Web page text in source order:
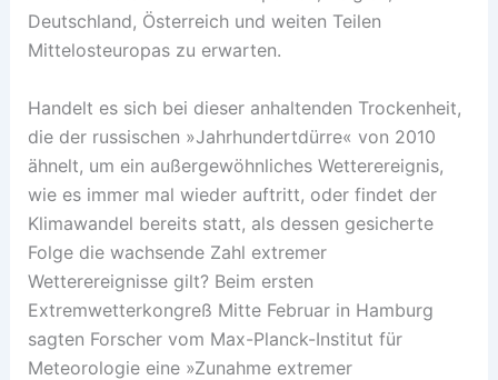
Deutschland, Österreich und weiten Teilen
Mittelosteuropas zu erwarten.
Handelt es sich bei dieser anhaltenden Trockenheit,
die der russischen »Jahrhundertdürre« von 2010
ähnelt, um ein außergewöhnliches Wetterereignis,
wie es immer mal wieder auftritt, oder findet der
Klimawandel bereits statt, als dessen gesicherte
Folge die wachsende Zahl extremer
Wetterereignisse gilt? Beim ersten
Extremwetterkongreß Mitte Februar in Hamburg
sagten Forscher vom Max-Planck-Institut für
Meteorologie eine »Zunahme extremer